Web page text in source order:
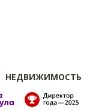
НЕДВИЖИМОСТЬ